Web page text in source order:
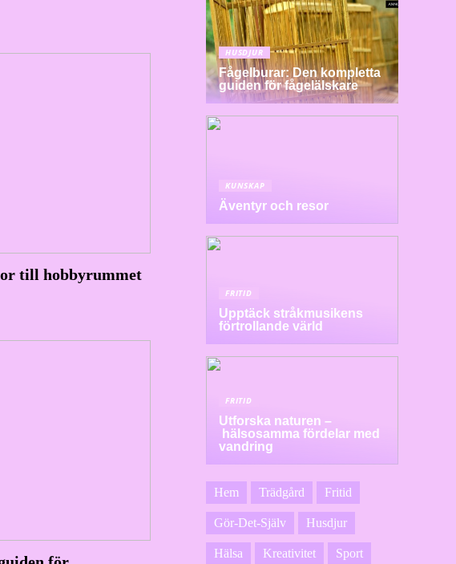
till hobbyrummet
HUSDJUR
Fågelburar: Den kompletta
guiden för fågelälskare
KUNSKAP
Äventyr och resor
FRITID
Upptäck stråkmusikens
förtrollande värld
FRITID
Utforska naturen –
hälsosamma fördelar med
vandring
Hem Trädgård Fritid
Gör-Det-Själv Husdjur
Hälsa Kreativitet Sport